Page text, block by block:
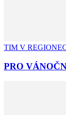
TIM V
PRO